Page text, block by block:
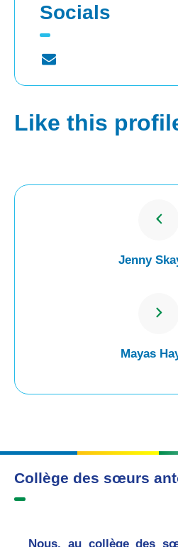
Socials
Like this
Jenny
Mayas
Collège des sœurs
Nous, au collège des